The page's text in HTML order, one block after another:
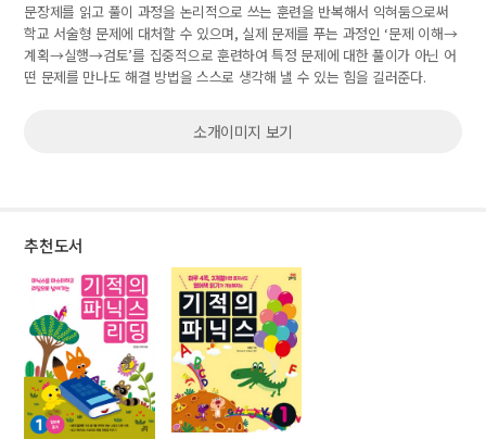
문장제를 읽고 풀이 과정을 논리적으로 쓰는 훈련을 반복해서 익혀둠으로써
학교 서술형 문제에 대처할 수 있으며, 실제 문제를 푸는 과정인 ‘문제 이해→
계획→실행→검토’를 집중적으로 훈련하여 특정 문제에 대한 풀이가 아닌 어
떤 문제를 만나도 해결 방법을 스스로 생각해 낼 수 있는 힘을 길러준다.
소개이미지 보기
추천도서